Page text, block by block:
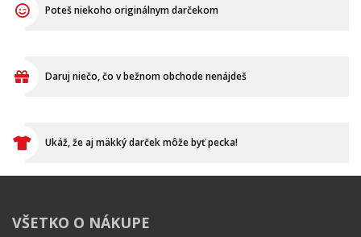
Daruj niečo, čo v bežnom obchode nenájdeš
Ukáž, že aj mäkký darček môže byť pecka!
BLOG
Časté otázky